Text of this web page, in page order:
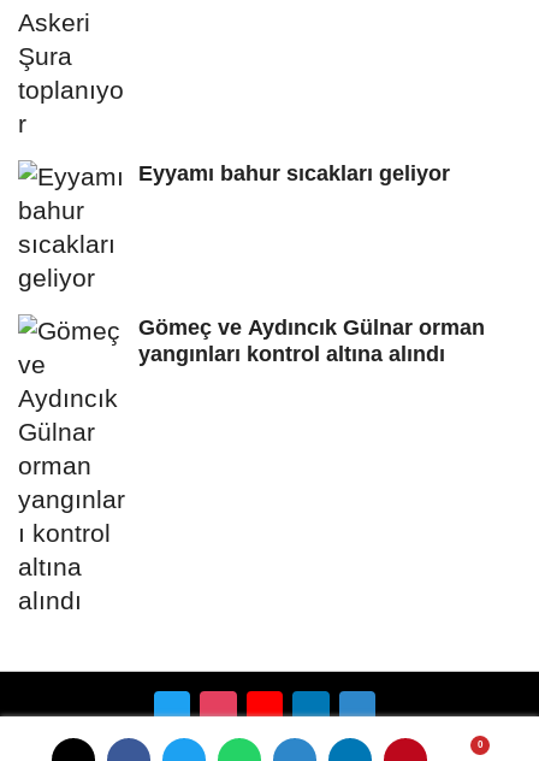
Eyyamı bahur sıcakları geliyor
Gömeç ve Aydıncık Gülnar orman
yangınları kontrol altına alındı